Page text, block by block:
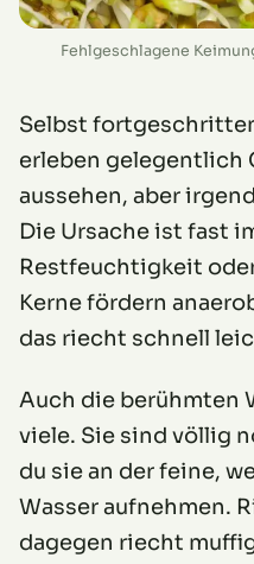
Fehlgeschlagene
Selbst
erleben gelegentlich
aussehen, aber
Die Ursache ist fast
Restfeuchtigkeit
Kerne fördern
das riecht schnell
Auch die berühmten
viele. Sie sind völlig
du sie an der feine,
Wasser aufnehmen.
dagegen riecht